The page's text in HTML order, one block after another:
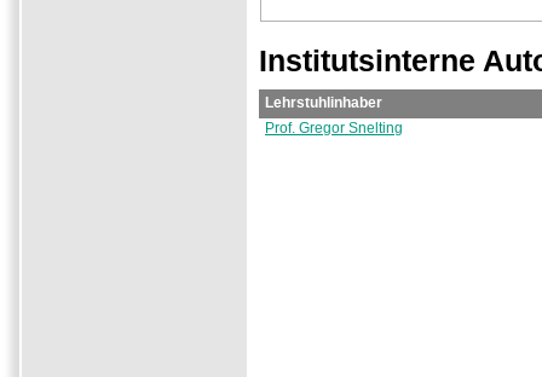
Institutsinterne
Lehrstuhlinhaber
Prof. Gregor Snelting